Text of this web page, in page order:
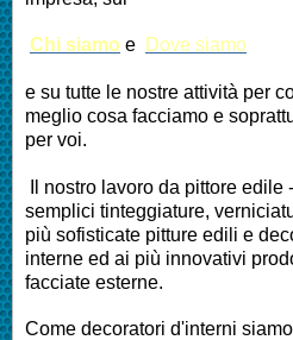
Chi siamo e Dove siamo
e su tutte le nostre attività per
meglio cosa facciamo e
per voi.
Il nostro lavoro da pittore
semplici tinteggiature,
più sofisticate pitture edili e
interne ed ai più innovativi
facciate esterne.
Come decoratori d'interni